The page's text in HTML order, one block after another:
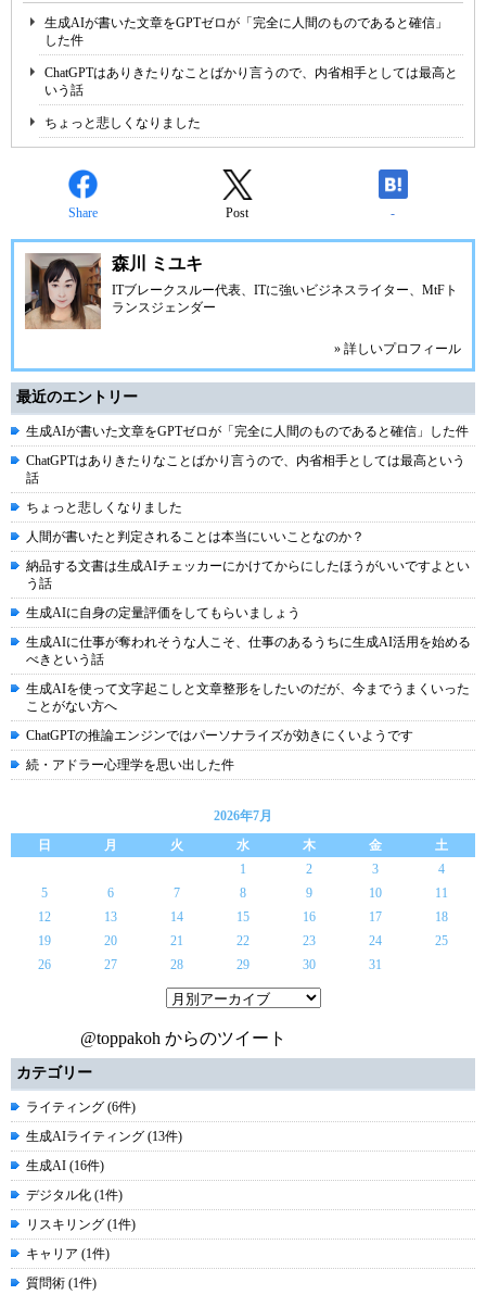
生成AIが書いた文章をGPTゼロが「完全に人間のものであると確信」
した件
ChatGPTはありきたりなことばかり言うので、内省相手としては最高と
いう話
ちょっと悲しくなりました
Share Post -
森川 ミユキ
ITブレークスルー代表、ITに強いビジネスライター、MtFト
ランスジェンダー
» 詳しいプロフィール
最近のエントリー
生成AIが書いた文章をGPTゼロが「完全に人間のものであると確信」した件
ChatGPTはありきたりなことばかり言うので、内省相手としては最高という
話
ちょっと悲しくなりました
人間が書いたと判定されることは本当にいいことなのか？
納品する文書は生成AIチェッカーにかけてからにしたほうがいいですよとい
う話
生成AIに自身の定量評価をしてもらいましょう
生成AIに仕事が奪われそうな人こそ、仕事のあるうちに生成AI活用を始める
べきという話
生成AIを使って文字起こしと文章整形をしたいのだが、今までうまくいった
ことがない方へ
ChatGPTの推論エンジンではパーソナライズが効きにくいようです
続・アドラー心理学を思い出した件
2026年7月
日
月 火 水 木 金
土
1
2 3
4
5
6 7 8 9 10
11
12
13 14 15 16 17
18
19
20 21 22 23 24
25
26
27 28 29 30 31
@toppakoh からのツイート
カテゴリー
ライティング (6件)
生成AIライティング (13件)
生成AI (16件)
デジタル化 (1件)
リスキリング (1件)
キャリア (1件)
質問術 (1件)